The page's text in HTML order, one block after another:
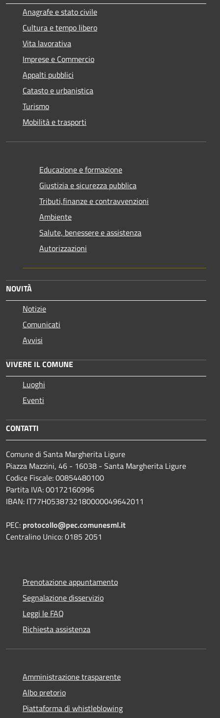
Anagrafe e stato civile
Cultura e tempo libero
Vita lavorativa
Imprese e Commercio
Appalti pubblici
Catasto e urbanistica
Turismo
Mobilità e trasporti
Educazione e formazione
Giustizia e sicurezza pubblica
Tributi,finanze e contravvenzioni
Ambiente
Salute, benessere e assistenza
Autorizzazioni
NOVITÀ
Notizie
Comunicati
Avvisi
VIVERE IL COMUNE
Luoghi
Eventi
CONTATTI
Comune di Santa Margherita Ligure
Piazza Mazzini, 46 - 16038 - Santa Margherita Ligure
Codice Fiscale: 00854480100
Partita IVA: 00172160996
IBAN: IT77H0538732180000049642011
PEC: protocollo@pec.comunesml.it
Centralino Unico: 0185 2051
Prenotazione appuntamento
Segnalazione disservizio
Leggi le FAQ
Richiesta assistenza
Amministrazione trasparente
Albo pretorio
Piattaforma di whistleblowing